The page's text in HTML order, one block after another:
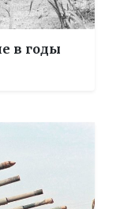
в годы